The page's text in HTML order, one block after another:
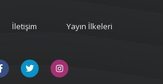
İletişim Yayın İlkeleri